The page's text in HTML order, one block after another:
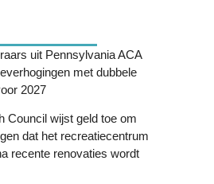
uit Pennsylvania ACA
met dubbele
2027
Council wijst geld toe om
dat het recreatiecentrum
recente renovaties wordt